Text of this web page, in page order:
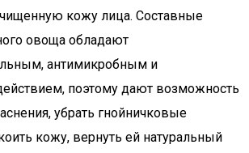
кожу лица. Составные
овоща обладают
антимикробным и
поэтому дают возможность
убрать гнойничковые
кожу, вернуть ей натуральный